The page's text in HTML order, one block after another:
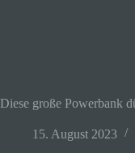
Diese große Powerbank
15. August 2023